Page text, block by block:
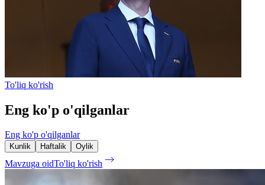
To'liq ko'rish
Eng ko'p o'qilganlar
Eng ko'p o'qilganlar
Kunlik Haftalik Oylik
Mavzuga oidTo'liq ko'rish